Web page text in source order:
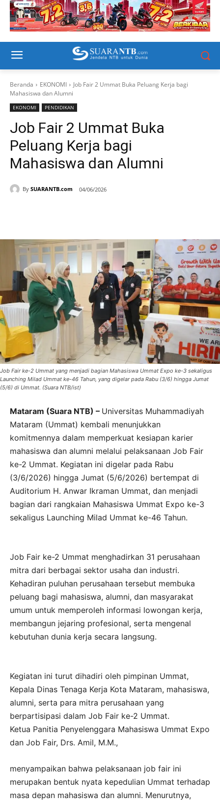
Beranda EKONOMI
Job Fair 2 Ummat Buka Peluang Kerja bagi
Mahasiswa dan Alumni
EKONOMI PENDIDIKAN
Job Fair 2 Ummat Buka
Peluang Kerja bagi
Mahasiswa dan Alumni
By SUARANTB.com 04/06/2026
Job Fair ke-2 Ummat yang menjadi bagian Mahasiswa Ummat Expo ke-3 sekaligus
Launching Milad Ummat ke-46 Tahun, yang digelar pada Rabu (3/6) hingga Jumat
(5/6) di Ummat. (Suara NTB/ist)
Mataram (Suara NTB) – Universitas Muhammadiyah
Mataram (Ummat) kembali menunjukkan
komitmennya dalam memperkuat kesiapan karier
mahasiswa dan alumni melalui pelaksanaan Job Fair
ke-2 Ummat. Kegiatan ini digelar pada Rabu
(3/6/2026) hingga Jumat (5/6/2026) bertempat di
Auditorium H. Anwar Ikraman Ummat, dan menjadi
bagian dari rangkaian Mahasiswa Ummat Expo ke-3
sekaligus Launching Milad Ummat ke-46 Tahun.
Job Fair ke-2 Ummat menghadirkan 31 perusahaan
mitra dari berbagai sektor usaha dan industri.
Kehadiran puluhan perusahaan tersebut membuka
peluang bagi mahasiswa, alumni, dan masyarakat
umum untuk memperoleh informasi lowongan kerja,
membangun jejaring profesional, serta mengenal
kebutuhan dunia kerja secara langsung.
Kegiatan ini turut dihadiri oleh pimpinan Ummat,
Kepala Dinas Tenaga Kerja Kota Mataram, mahasiswa,
alumni, serta para mitra perusahaan yang
berpartisipasi dalam Job Fair ke-2 Ummat.
Ketua Panitia Penyelenggara Mahasiswa Ummat Expo
dan Job Fair, Drs. Amil, M.M.,
menyampaikan bahwa pelaksanaan job fair ini
merupakan bentuk nyata kepedulian Ummat terhadap
masa depan mahasiswa dan alumni. Menurutnya,